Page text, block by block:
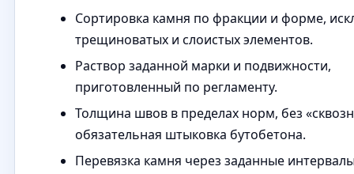
Сортировка камня по фракции и форме,
трещиноватых и слоистых элементов.
Раствор заданной марки и подвижности,
приготовленный по регламенту.
Толщина швов в пределах норм, без
обязательная штыковка бутобетона.
Перевязка камня через заданные